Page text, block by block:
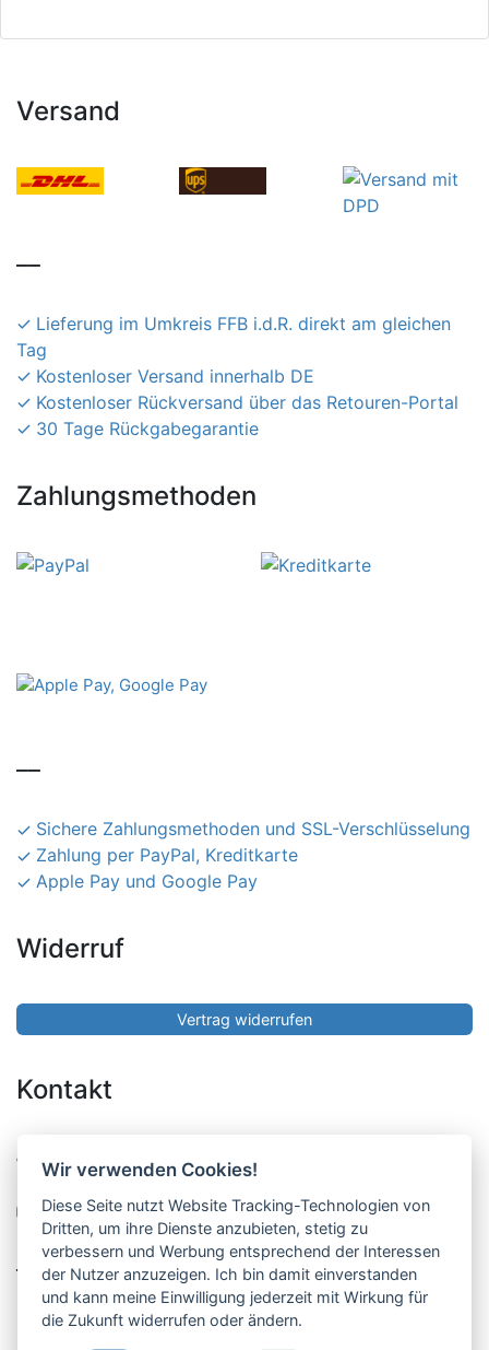
Versand
Lieferung im Umkreis FFB i.d.R. direkt am gleichen
Tag
Kostenloser Versand innerhalb DE
Kostenloser Rückversand über das Retouren-Portal
30 Tage Rückgabegarantie
Zahlungsmethoden
Sichere Zahlungsmethoden und SSL-Verschlüsselung
Zahlung per PayPal, Kreditkarte
Apple Pay und Google Pay
Widerruf
Vertrag widerrufen
Kontakt
Pucher Straße 10, Fürstenfeldbruck
08141-12269
shop@englschalk.de
Öffnungszeiten
Wir verwenden Cookies!
Diese Seite nutzt Website Tracking-Technologien von
Dritten, um ihre Dienste anzubieten, stetig zu
verbessern und Werbung entsprechend der Interessen
der Nutzer anzuzeigen. Ich bin damit einverstanden
und kann meine Einwilligung jederzeit mit Wirkung für
die Zukunft widerrufen oder ändern.